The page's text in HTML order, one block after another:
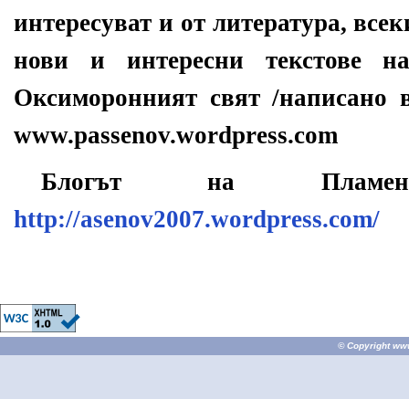
интересуват и от литература,
нови и интересни текстове
Оксиморонният свят /написано
www.passenov.wordpress.com
Блогът на
http://asenov2007.wordpress.com/
© Copyright